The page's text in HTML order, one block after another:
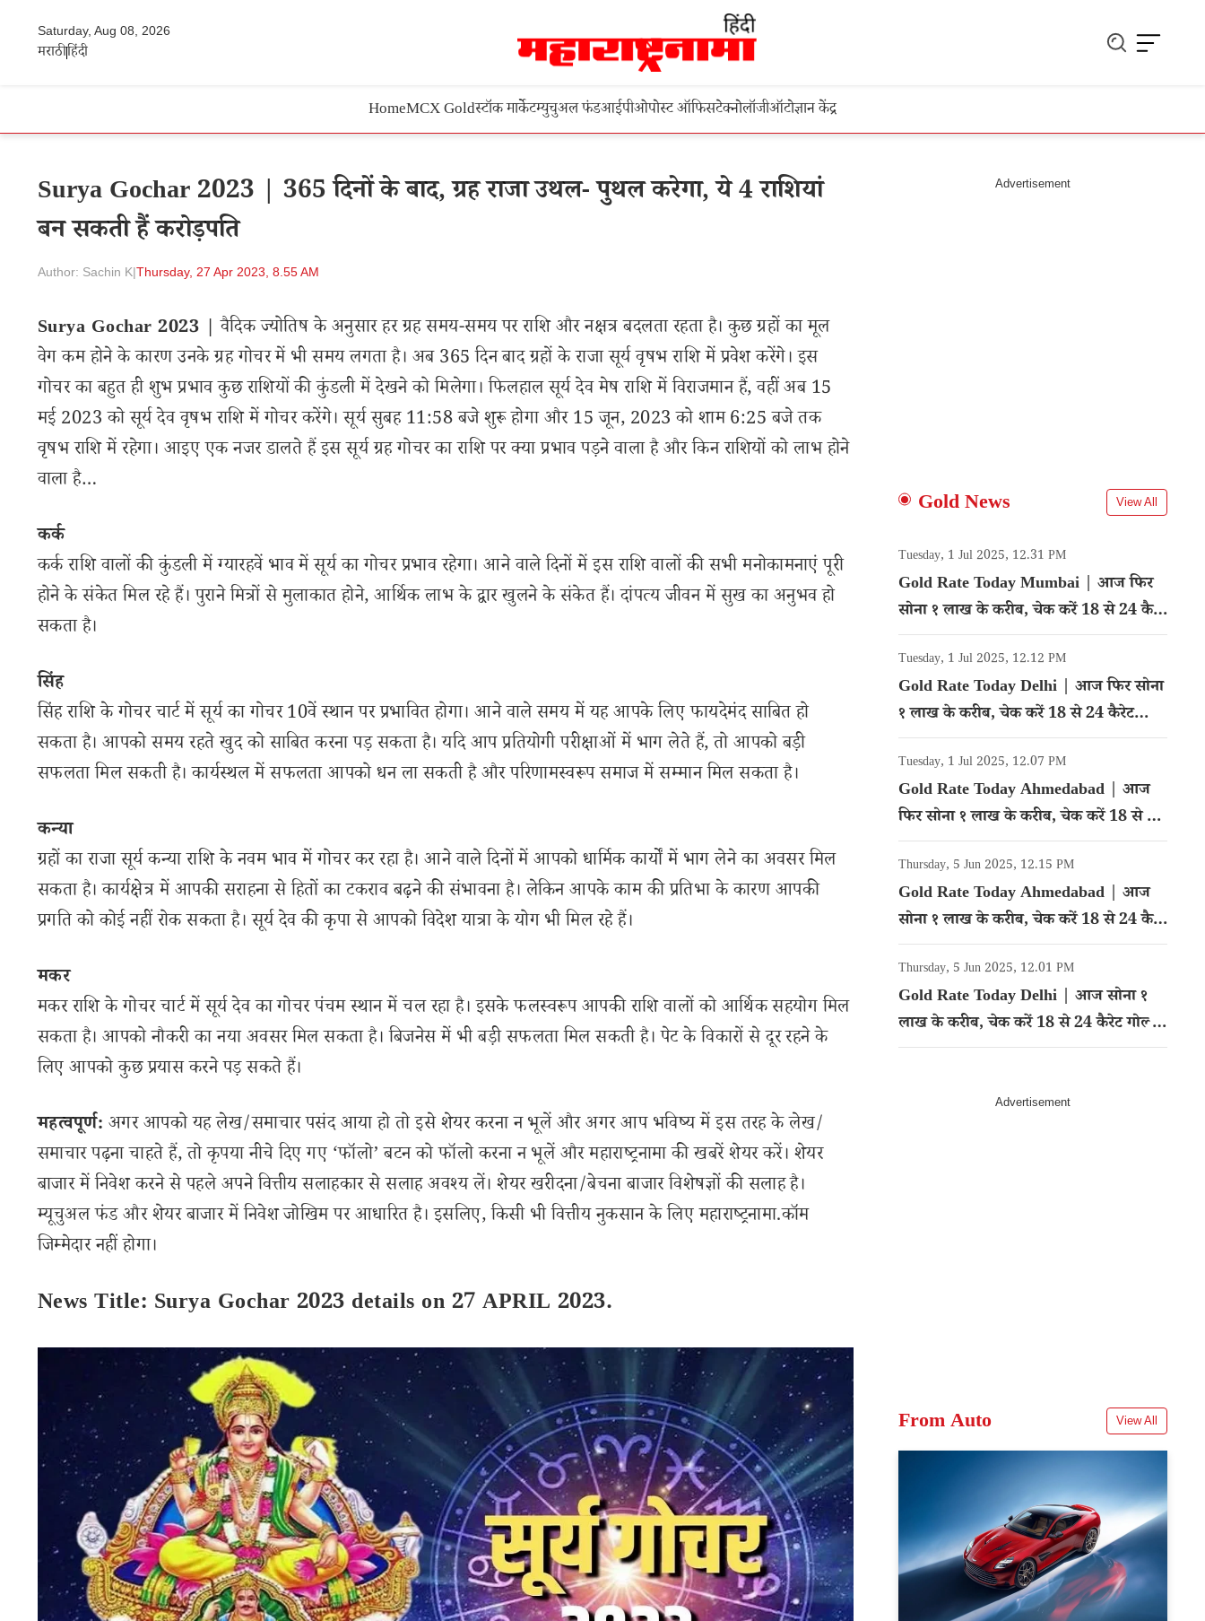
Saturday, Aug 08, 2026
मराठीहिंदी
HomeMCX Goldस्टॉक मार्केटम्युचुअल फंडआईपीओपोस्ट ऑफिसटेक्नोलॉजीऑटोज्ञान केंद्र
Surya Gochar 2023 | 365 दिनों के बाद, ग्रह राजा उथल- पुथल करेगा, ये 4 राशियां
बन सकती हैं करोड़पति
Author: Sachin K|Thursday, 27 Apr 2023, 8.55 AM
Surya Gochar 2023 | वैदिक ज्योतिष के अनुसार हर ग्रह समय-समय पर राशि और नक्षत्र बदलता रहता है। कुछ ग्रहों का मूल
वेग कम होने के कारण उनके ग्रह गोचर में भी समय लगता है। अब 365 दिन बाद ग्रहों के राजा सूर्य वृषभ राशि में प्रवेश करेंगे। इस
गोचर का बहुत ही शुभ प्रभाव कुछ राशियों की कुंडली में देखने को मिलेगा। फिलहाल सूर्य देव मेष राशि में विराजमान हैं, वहीं अब 15
मई 2023 को सूर्य देव वृषभ राशि में गोचर करेंगे। सूर्य सुबह 11:58 बजे शुरू होगा और 15 जून, 2023 को शाम 6:25 बजे तक
वृषभ राशि में रहेगा। आइए एक नजर डालते हैं इस सूर्य ग्रह गोचर का राशि पर क्या प्रभाव पड़ने वाला है और किन राशियों को लाभ होने
वाला है…
कर्क
कर्क राशि वालों की कुंडली में ग्यारहवें भाव में सूर्य का गोचर प्रभाव रहेगा। आने वाले दिनों में इस राशि वालों की सभी मनोकामनाएं पूरी
होने के संकेत मिल रहे हैं। पुराने मित्रों से मुलाकात होने, आर्थिक लाभ के द्वार खुलने के संकेत हैं। दांपत्य जीवन में सुख का अनुभव हो
सकता है।
सिंह
सिंह राशि के गोचर चार्ट में सूर्य का गोचर 10वें स्थान पर प्रभावित होगा। आने वाले समय में यह आपके लिए फायदेमंद साबित हो
सकता है। आपको समय रहते खुद को साबित करना पड़ सकता है। यदि आप प्रतियोगी परीक्षाओं में भाग लेते हैं, तो आपको बड़ी
सफलता मिल सकती है। कार्यस्थल में सफलता आपको धन ला सकती है और परिणामस्वरूप समाज में सम्मान मिल सकता है।
कन्या
ग्रहों का राजा सूर्य कन्या राशि के नवम भाव में गोचर कर रहा है। आने वाले दिनों में आपको धार्मिक कार्यों में भाग लेने का अवसर मिल
सकता है। कार्यक्षेत्र में आपकी सराहना से हितों का टकराव बढ़ने की संभावना है। लेकिन आपके काम की प्रतिभा के कारण आपकी
प्रगति को कोई नहीं रोक सकता है। सूर्य देव की कृपा से आपको विदेश यात्रा के योग भी मिल रहे हैं।
मकर
मकर राशि के गोचर चार्ट में सूर्य देव का गोचर पंचम स्थान में चल रहा है। इसके फलस्वरूप आपकी राशि वालों को आर्थिक सहयोग मिल
सकता है। आपको नौकरी का नया अवसर मिल सकता है। बिजनेस में भी बड़ी सफलता मिल सकती है। पेट के विकारों से दूर रहने के
लिए आपको कुछ प्रयास करने पड़ सकते हैं।
महत्वपूर्ण: अगर आपको यह लेख/समाचार पसंद आया हो तो इसे शेयर करना न भूलें और अगर आप भविष्य में इस तरह के लेख/
समाचार पढ़ना चाहते हैं, तो कृपया नीचे दिए गए ‘फॉलो’ बटन को फॉलो करना न भूलें और महाराष्ट्रनामा की खबरें शेयर करें। शेयर
बाजार में निवेश करने से पहले अपने वित्तीय सलाहकार से सलाह अवश्य लें। शेयर खरीदना/बेचना बाजार विशेषज्ञों की सलाह है।
म्यूचुअल फंड और शेयर बाजार में निवेश जोखिम पर आधारित है। इसलिए, किसी भी वित्तीय नुकसान के लिए महाराष्ट्रनामा.कॉम
जिम्मेदार नहीं होगा।
News Title: Surya Gochar 2023 details on 27 APRIL 2023.
Gold News View All
Tuesday, 1 Jul 2025, 12.31 PM
Gold Rate Today Mumbai | आज फिर
सोना १ लाख के करीब, चेक करें 18 से 24 कैरेट
गोल्ड का रेट
Tuesday, 1 Jul 2025, 12.12 PM
Gold Rate Today Delhi | आज फिर सोना
१ लाख के करीब, चेक करें 18 से 24 कैरेट
गोल्ड का रेट
Tuesday, 1 Jul 2025, 12.07 PM
Gold Rate Today Ahmedabad | आज
फिर सोना १ लाख के करीब, चेक करें 18 से 24
कैरेट गोल्ड का रेट
Thursday, 5 Jun 2025, 12.15 PM
Gold Rate Today Ahmedabad | आज
सोना १ लाख के करीब, चेक करें 18 से 24 कैरेट
गोल्ड का रेट
Thursday, 5 Jun 2025, 12.01 PM
Gold Rate Today Delhi | आज सोना १
लाख के करीब, चेक करें 18 से 24 कैरेट गोल्ड
का रेट
From Auto View All